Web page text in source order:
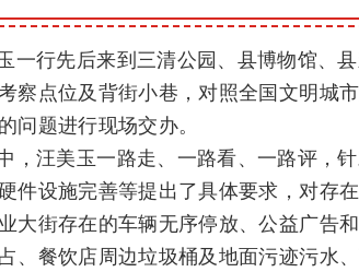
一行先后来到三清公园、县博物馆、
察点位及背街小巷，对照全国文明城
问题进行现场交办。
，汪美玉一路走、一路看、一路评，
件设施完善等提出了具体要求，对存
大街存在的车辆无序停放、公益广告
、餐饮店周边垃圾桶及地面污迹污水